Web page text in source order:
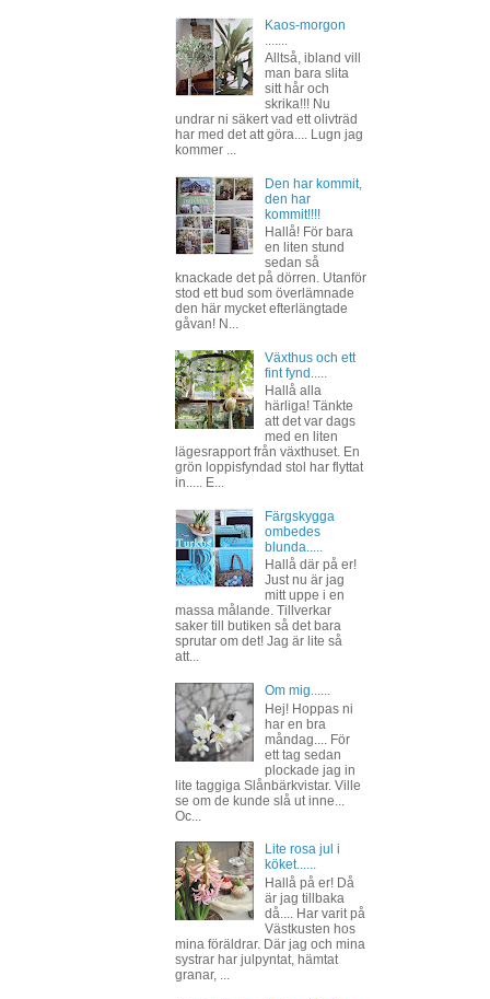
Kaos-morgon
Alltså, ibland vill
man bara slita
sitt hår och
skrika!!! Nu
undrar ni säkert vad ett olivträd
har med det att göra.... Lugn jag
kommer ...
Den har kommit,
den har
kommit!!!!
Hallå! För bara
en liten stund
sedan så
knackade det på dörren. Utanför
stod ett bud som överlämnade
den här mycket efterlängtade
gåvan! N...
Växthus och ett
fint fynd.....
Hallå alla
härliga! Tänkte
att det var dags
med en liten
lägesrapport från växthuset. En
grön loppisfyndad stol har flyttat
in..... E...
Färgskygga
ombedes
blunda.....
Hallå där på er!
Just nu är jag
mitt uppe i en
massa målande. Tillverkar
saker till butiken så det bara
sprutar om det! Jag är lite så
att...
Om mig......
Hej! Hoppas ni
har en bra
måndag.... För
ett tag sedan
plockade jag in
lite taggiga Slånbärkvistar. Ville
se om de kunde slå ut inne...
Oc...
Lite rosa jul i
köket......
Hallå på er! Då
är jag tillbaka
då.... Har varit på
Västkusten hos
mina föräldrar. Där jag och mina
systrar har julpyntat, hämtat
granar, ...